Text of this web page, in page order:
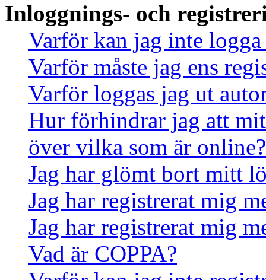
Inloggnings- och
Varför kan jag inte
Varför måste jag ens
Varför loggas jag ut
Hur förhindrar jag att
över vilka som är online?
Jag har glömt bort mitt
Jag har registrerat mig
Jag har registrerat mig
Vad är COPPA?